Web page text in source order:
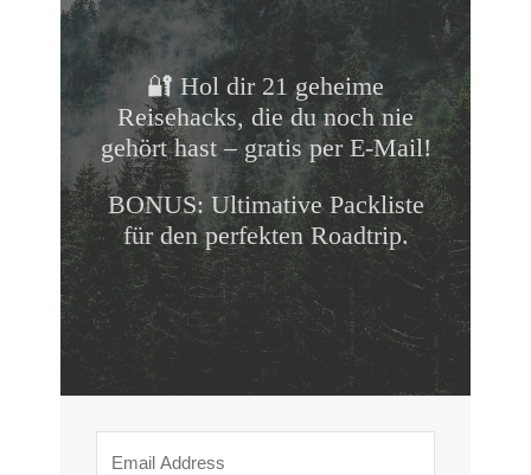
🔐 Hol dir 21 geheime
Reisehacks, die du noch nie
gehört hast – gratis per E-Mail!
BONUS: Ultimative Packliste
für den perfekten Roadtrip.